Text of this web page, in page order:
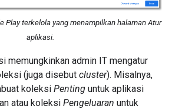
Play terkelola yang menampilkan halaman Atur
aplikasi.
memungkinkan admin IT mengatur
(juga disebut cluster). Misalnya,
koleksi Penting untuk aplikasi
atau koleksi Pengeluaran untuk